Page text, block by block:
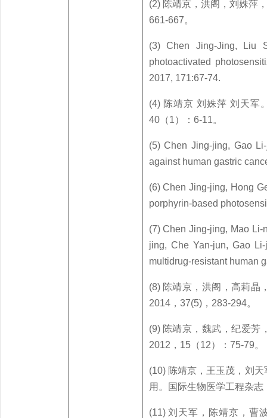
(2) 陈靖京，洪阁，刘姝萍
661-667。
(3) Chen Jing-Jing, Liu
photoactivated
2017, 171:67-74.
(4) 陈靖京 刘姝萍 刘天军
40（1）：6-11。
(5) Chen Jing-jing, Gao
against human gastric
(6) Chen Jing-jing, Hong
porphyrin-based
(7) Chen Jing-jing, Mao
jing, Che Yan-jun, Gao
multidrug-resistant human
(8) 陈靖京，洪阁，高莉晶
2014，37(5)，283-294。
(9) 陈靖京，魏武，纪爱芳
2012，15（12）：75-79。
(10) 陈靖京，王玉茂，刘天
用。国际生物医学工程杂
(11)刘天军，陈靖京，曹